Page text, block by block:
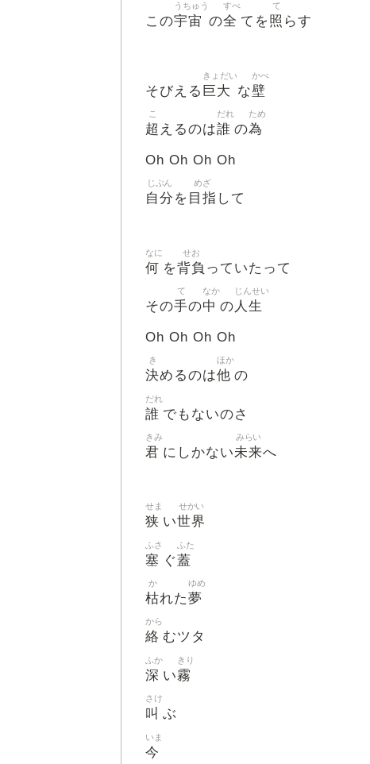
この宇宙
うちゅう
の全
すべ
てを照
て
らす
そびえる 巨大
きょだい
な壁
かべ
超
こ
えるのは誰
だれ
の為
ため
Oh Oh Oh Oh
自分
じぶん
を 目指
めざ
して
何
なに
を背負
せお
っていたって
その手
て
の中
なか
の 人生
じんせい
Oh Oh Oh Oh
決
き
めるのは他
ほか
の
誰
だれ
でもないのさ
君
きみ
にしかない未来
みらい
へ
狭
せま
い世界
せかい
塞
ふさ
ぐ蓋
ふた
枯
か
れた夢
ゆめ
絡
から
むツタ
深
ふか
い霧
きり
叫
さけ
ぶ
今
いま